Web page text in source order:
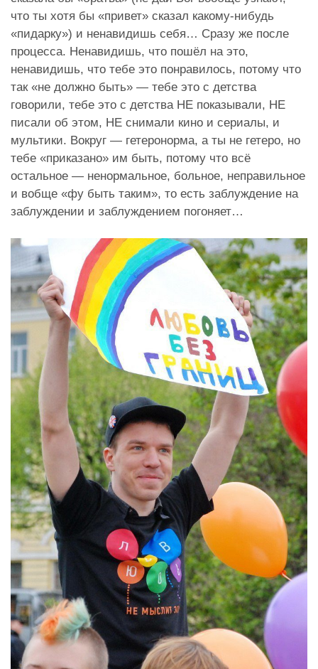
что ты хотя бы «привет» сказал какому-нибудь
«пидарку») и ненавидишь себя… Сразу же после
процесса. Ненавидишь, что пошёл на это,
ненавидишь, что тебе это понравилось, потому что
так «не должно быть» — тебе это с детства
говорили, тебе это с детства НЕ показывали, НЕ
писали об этом, НЕ снимали кино и сериалы, и
мультики. Вокруг — гетеронорма, а ты не гетеро, но
тебе «приказано» им быть, потому что всё
остальное — ненормальное, больное, неправильное
и вобще «фу быть таким», то есть заблуждение на
заблуждении и заблуждением погоняет…